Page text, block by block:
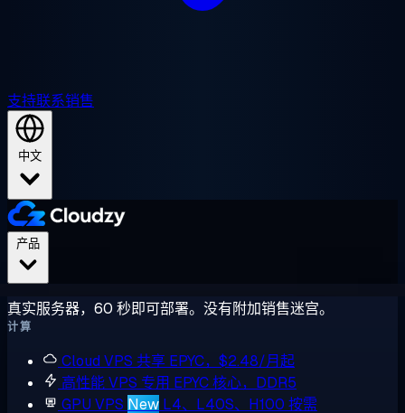
支持联系销售
中文
真实服务器，60 秒即可部署。没有附加销售迷宫。
计算
Cloud VPS 共享 EPYC，$2.48/月起
高性能 VPS 专用 EPYC 核心，DDR5
GPU VPS New L4、L40S、H100 按需